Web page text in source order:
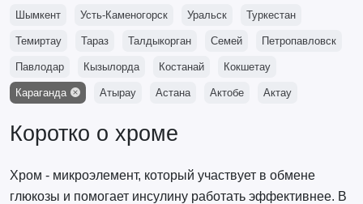
Шымкент Усть-Каменогорск Уральск Туркестан
Темиртау Тараз Талдыкорган Семей Петропавловск
Павлодар Кызылорда Костанай Кокшетау
Караганда Атырау Астана Актобе Актау
Коротко о хроме
Хром - микроэлемент, который участвует в обмене
глюкозы и помогает инсулину работать эффективнее. В